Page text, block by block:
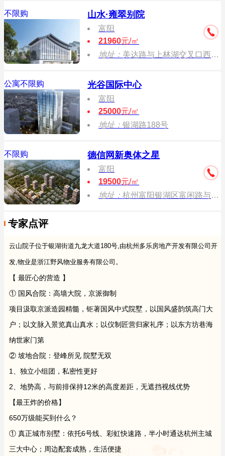
不限购 山水·雍翠别院
富阳
21960元/㎡
地址： 美达路与上林湖交叉口西 北侧.
公寓不限购 光谷国际中心
富阳
25000元/㎡
地址：银湖路188号
不限购 德信网新奥体之星
富阳
19500元/㎡
地址：杭州富阳银湖区富闲路与320国道交叉口
专家点评
云山院子位于银湖街道九龙大道180号,由杭州多乐房地产开发有限公司开
发,物业是浙江野风物业服务有限公司。
【 最匠心的营造 】
① 国风合院：高墙大院，京派御制
项目汲取京派造园精髓，钜著国风中式院墅，以国风盛韵筑高门大
户；以文脉入景览真山真水；以仪制匠营归家礼序；以东方坊巷海
纳世家门第
② 坡地合院：登峰所见 院墅无双
1、独立小组团，私密性更好
2、地势高，与前排保持12米的高度差距，无遮挡视线优势
【最王炸的价格】
650万级能买到什么？
① 真正城市别墅：依托6号线、彩虹快速路，半小时通达杭州主城
三大中心；周边配套成熟，生活便捷